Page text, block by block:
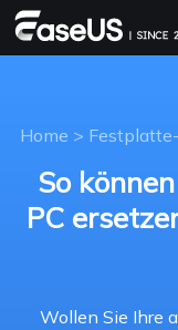
Home >
So
PC
Wollen Sie Ihre